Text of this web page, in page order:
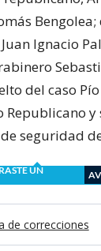
Ignacio
del caso
y
seguridad
UN
de correcciones